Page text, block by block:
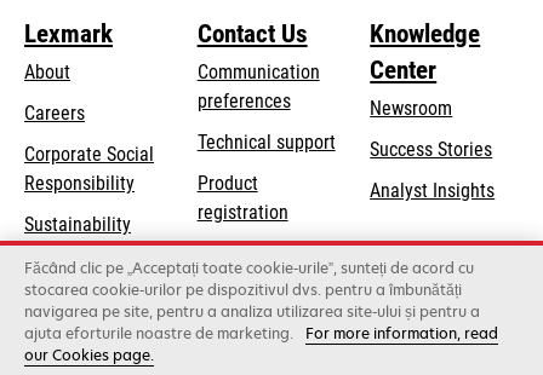
Lexmark
About
Careers
Corporate Social
Responsibilityopens
a
new
tab
Sustainability
Lexmark Partners
Contact Us
Communication
preferences
Technical supportopens
Product
registration
Find a dealer
List of wholesalers
Knowledge
Center
Newsroom
Success Stories
Analyst Insights
Lexmark International, Inc., a Xerox Company
Făcând clic pe „Acceptați toate cookie-urile”, sunteți de acord cu
stocarea cookie-urilor pe dispozitivul dvs. pentru a îmbunătăți
navigarea pe site, pentru a analiza utilizarea site-ului și pentru a
ajuta eforturile noastre de marketing.
For more information, read
our Cookies page.